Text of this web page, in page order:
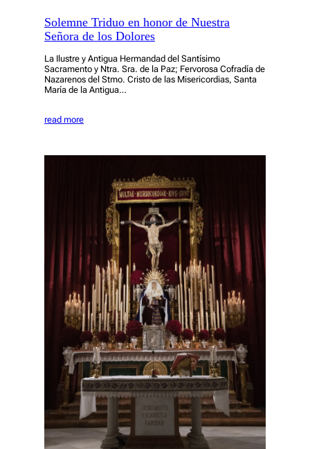
Solemne Triduo en honor de Nuestra
Señora de los Dolores
La Ilustre y Antigua Hermandad del Santísimo
Sacramento y Ntra. Sra. de la Paz; Fervorosa Cofradía de
Nazarenos del Stmo. Cristo de las Misericordias, Santa
María de la Antigua…
read more